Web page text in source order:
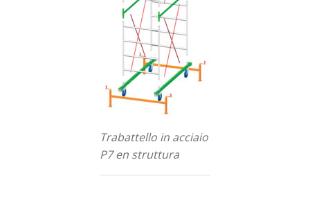
Trabattello in acciaio
P7 en struttura